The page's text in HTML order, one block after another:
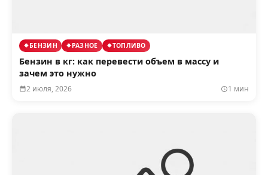
БЕНЗИН РАЗНОЕ ТОПЛИВО
Бензин в кг: как перевести объем в массу и
зачем это нужно
2 июля, 2026 1 мин